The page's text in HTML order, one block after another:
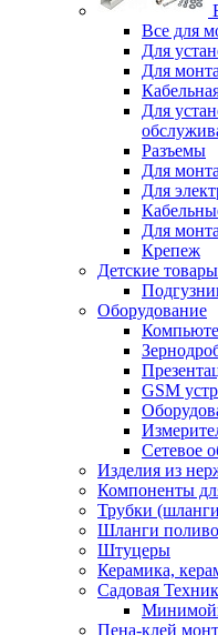
Все для
Для
Для
Для
Разъемы
Для
Для
Для
Крепеж
Детские товары
Оборудование
GSM
Сетевое
Изделия из
Компоненты
Трубки
Шланги
Штуцеры
Керамика,
Садовая
Пена-клей